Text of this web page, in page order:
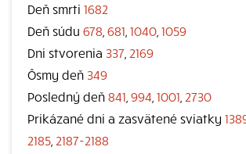
Deň smrti 1682
Deň súdu 678 681 1040 1059
Dni stvorenia 337 2169
Ôsmy deň 349
Posledný deň 841 994 1001 2730
Prikázané dni a zasvätené sviatky
2185 2187-2188